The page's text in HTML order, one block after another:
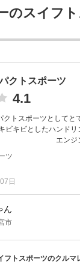
のスイフ
クトスポーツ
4.1
トスポーツとしてと
ね。 エンジンは
ツ
日
ん
市
フトスポーツのクルマ